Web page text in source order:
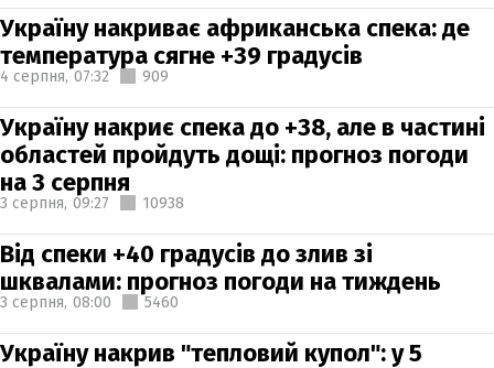
Україну накриває африканська спека: де
температура сягне +39 градусів
4 серпня, 07:32 909
Україну накриє спека до +38, але в частині
областей пройдуть дощі: прогноз погоди
на 3 серпня
3 серпня, 09:27 10938
Від спеки +40 градусів до злив зі
шквалами: прогноз погоди на тиждень
3 серпня, 08:00 5460
Україну накрив "тепловий купол": у 5